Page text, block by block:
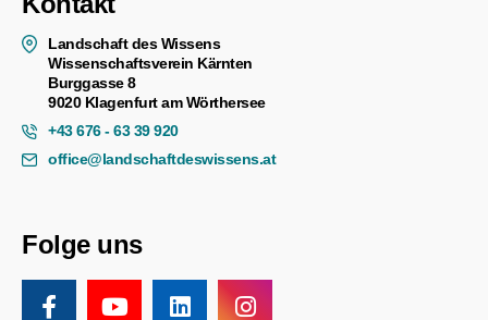
Landschaft des Wissens
Wissenschaftsverein Kärnten
Burggasse 8
9020 Klagenfurt am Wörthersee
+43 676 - 63 39 920
office@landschaftdeswissens.at
Folge uns